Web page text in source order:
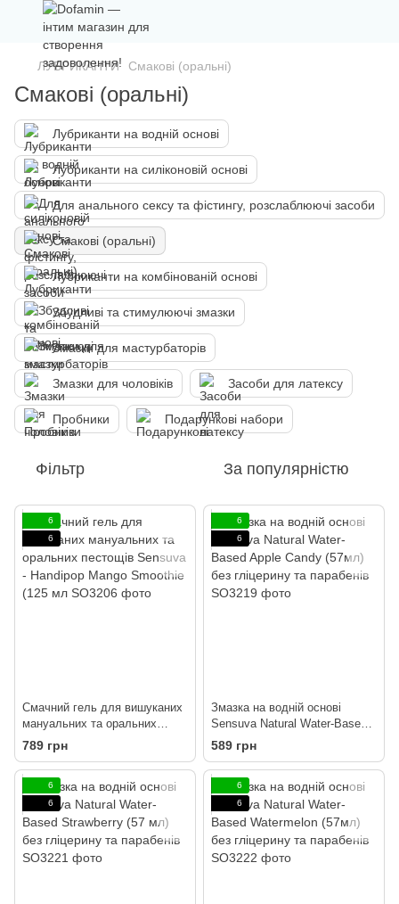
ЛУБРИКАНТИ Смакові (оральні)
Смакові (оральні)
Лубриканти на водній основі
Лубриканти на силіконовій основі
Для анального сексу та фістингу, розслаблюючі засоби
Смакові (оральні)
Лубриканти на комбінованій основі
Збудливі та стимулюючі змазки
Змазки для мастурбаторів
Змазки для чоловіків Засоби для латексу
Пробники Подарункові набори
Фільтр За популярністю
6
6
Смачний гель для вишуканих
мануальних та оральних
пестощів Sensuva - Handipop
Mango Smoothie (125 мл
789 грн
6
6
Змазка на водній основі
Sensuva Natural Water-Based
Apple Candy (57мл) без
гліцерину та парабенів
589 грн
6
6
6
6